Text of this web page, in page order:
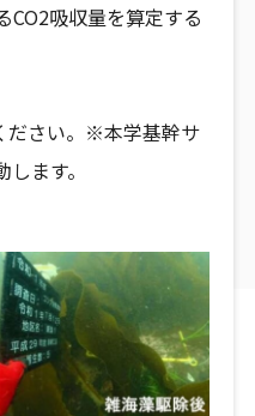
CO2吸収量を算定する
ださい。※本学基幹サ
ます。